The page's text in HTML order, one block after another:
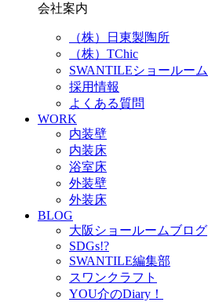
会社案内
（株）日東製陶所
（株）TChic
SWANTILEショールーム
採用情報
よくある質問
WORK
内装壁
内装床
浴室床
外装壁
外装床
BLOG
大阪ショールームブログ
SDGs!?
SWANTILE編集部
スワンクラフト
YOU介のDiary！